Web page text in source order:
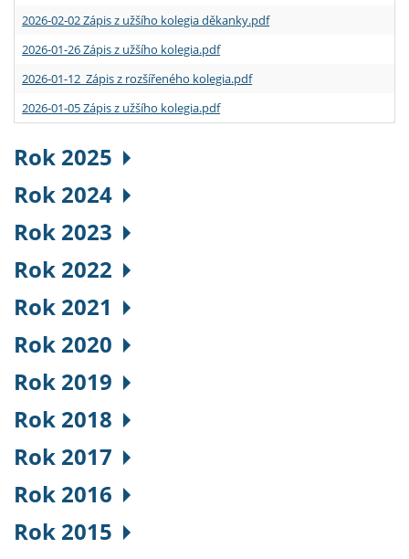
2026-02-02 Zápis z užšího kolegia děkanky.pdf
2026-01-26 Zápis z užšího kolegia.pdf
2026-01-12 Zápis z rozšířeného kolegia.pdf
2026-01-05 Zápis z užšího kolegia.pdf
Rok 2025
Rok 2024
Rok 2023
Rok 2022
Rok 2021
Rok 2020
Rok 2019
Rok 2018
Rok 2017
Rok 2016
Rok 2015